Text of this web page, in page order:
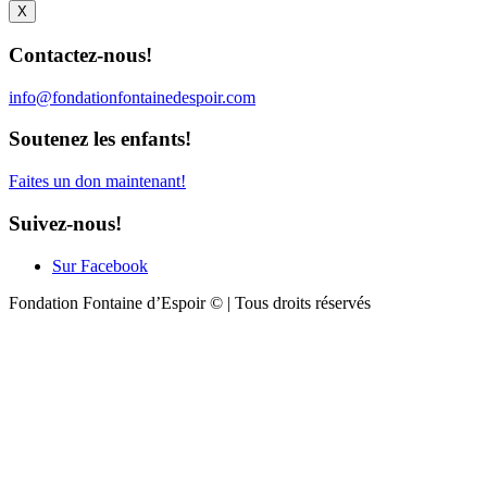
X
Contactez-nous!
info@fondationfontainedespoir.com
Soutenez les enfants!
Faites un don maintenant!
Suivez-nous!
Sur Facebook
Fondation Fontaine d’Espoir © | Tous droits réservés